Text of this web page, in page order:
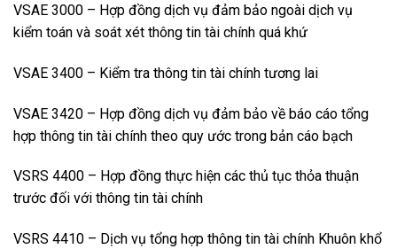
VSAE 3000 – Hợp đồng dịch vụ đảm bảo ngoài dịch vụ
kiểm toán và soát xét thông tin tài chính quá khứ
VSAE 3400 – Kiểm tra thông tin tài chính tương lai
VSAE 3420 – Hợp đồng dịch vụ đảm bảo về báo cáo tổng
hợp thông tin tài chính theo quy ước trong bản cáo bạch
VSRS 4400 – Hợp đồng thực hiện các thủ tục thỏa thuận
trước đối với thông tin tài chính
VSRS 4410 – Dịch vụ tổng hợp thông tin tài chính Khuôn khổ